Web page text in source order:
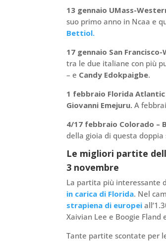
13 gennaio UMass-
suo primo anno in Ncaa e
Bettiol.
17 gennaio San
tra le due italiane con più
– e Candy Edokpaigbe.
1 febbraio Florida Atlantic
Giovanni Emejuru. A
4/17 febbraio Colorado –
della gioia di questa
Le migliori partite
3 novembre
La partita più interessante
in carica di Florida. Nel
strapiena di europei
Xaivian Lee e Boogie Fland
Tante partite scontate per